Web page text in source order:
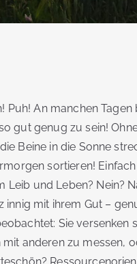
An manchen
gut genug zu sein!
Beine in die Sonne
sortieren!
Leib und Leben? Nein?
innig mit ihrem Gut –
Sie versenken
anderen zu messen,